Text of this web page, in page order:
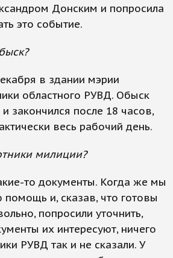
Донским и попросила
это событие.
в здании мэрии
областного РУВД. Обыск
закончился после 18 часов,
весь рабочий день.
милиции?
то документы. Когда же мы
и, сказав, что готовы
попросили уточнить,
их интересуют, ничего
РУВД так и не сказали. У